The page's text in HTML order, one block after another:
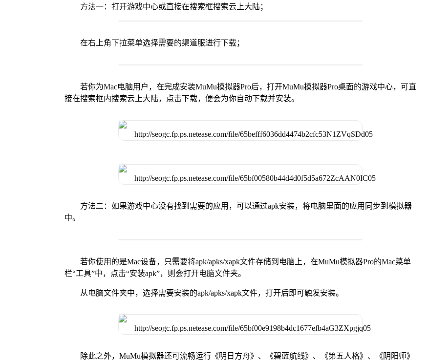
方法一：打开游戏中心或直接在搜索框搜索云上大陆；
在右上角下拉菜单选择需要的渠道服进行下载；
若你为Mac电脑用户，在完成安装MuMu模拟器Pro后，打开MuMu模拟器Pro桌面的游戏中心，可直
接在搜索框内搜索云上大陆，点击下载，便会为你自动下载并安装。
方法二：如果游戏中心没有找到需要的应用，可以通过apk安装，将电脑里面的应用同步到模拟器
中。
若你使用的是Mac设备，只需要将apk/apks/xapk文件存储到电脑上，在MuMu模拟器Pro的Mac菜单
栏“工具”中，点击“安装apk”，则会打开电脑文件夹。
从电脑文件夹中，选择需要安装的apk/apks/xapk文件，打开后即可触发安装。
除此之外，MuMu模拟器还可流畅运行《明日方舟》、《碧蓝航线》、《第五人格》、《阴阳师》